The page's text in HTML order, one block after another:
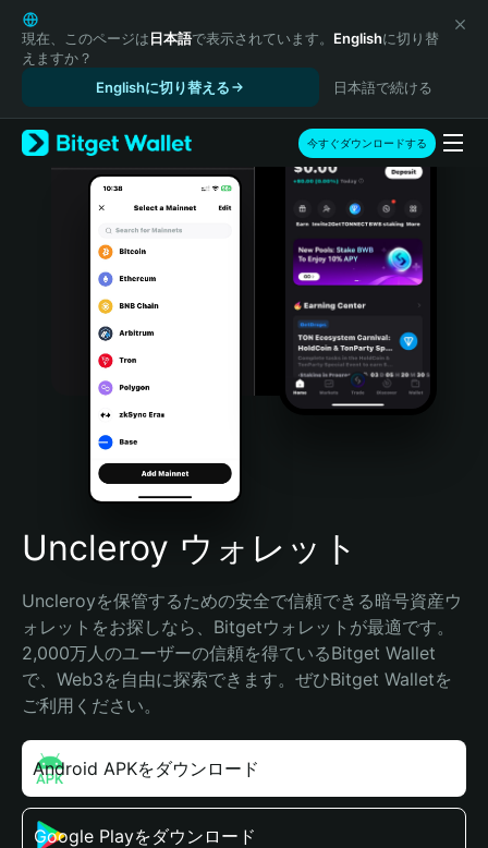
English
日本語
Tiếng Việt
Español (Latinoamérica)
Türkçe
Italiano
Português (Portugal)
Bahasa Indonesia
Português (Brasil)
Español (Argentina)
現在、このページは日本語で表示されています。 Englishに切り替
えますか？
Englishに切り替える
日本語で続ける
今すぐダウンロードする
Uncleroy ウォレット
Uncleroyを保管するための安全で信頼できる暗号資産ウ
ォレットをお探しなら、Bitgetウォレットが最適です。
2,000万人のユーザーの信頼を得ているBitget Wallet
で、Web3を自由に探索できます。ぜひBitget Walletを
ご利用ください。
Android APKをダウンロード
Google Playをダウンロード